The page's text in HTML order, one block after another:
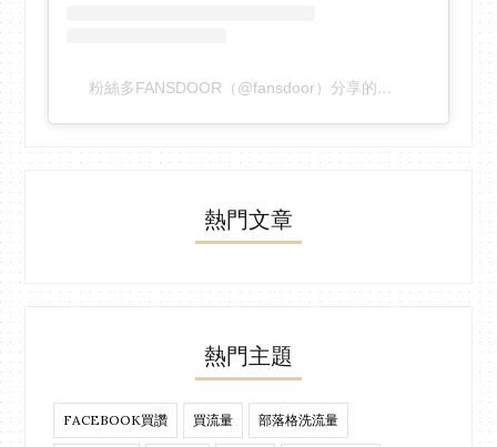
粉絲多FANSDOOR（@fansdoor）分享的貼文
熱門文章
熱門主題
FACEBOOK買讚 買流量 部落格洗流量